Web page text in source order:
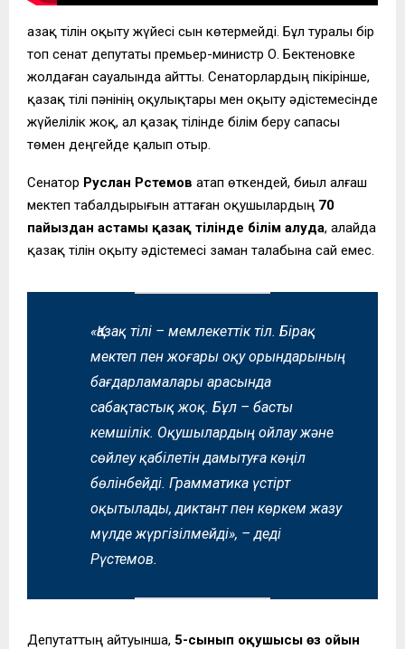
Қазақ тілін оқыту жүйесі сын көтермейді. Бұл туралы бір
топ сенат депутаты премьер-министр О. Бектеновке
жолдаған сауалында айтты. Сенаторлардың пікірінше,
қазақ тілі пәнінің оқулықтары мен оқыту әдістемесінде
жүйелілік жоқ, ал қазақ тілінде білім беру сапасы
төмен деңгейде қалып отыр.
Сенатор Руслан Рүстемов атап өткендей, биыл алғаш
мектеп табалдырығын аттаған оқушылардың 70
пайыздан астамы қазақ тілінде білім алуда, алайда
қазақ тілін оқыту әдістемесі заман талабына сай емес.
«Қазақ тілі – мемлекеттік тіл. Бірақ
мектеп пен жоғары оқу орындарының
бағдарламалары арасында
сабақтастық жоқ. Бұл – басты
кемшілік. Оқушылардың ойлау және
сөйлеу қабілетін дамытуға көңіл
бөлінбейді. Грамматика үстірт
оқытылады, диктант пен көркем жазу
мүлде жүргізілмейді», – деді
Рүстемов.
Депутаттың айтуынша, 5-сынып оқушысы өз ойын